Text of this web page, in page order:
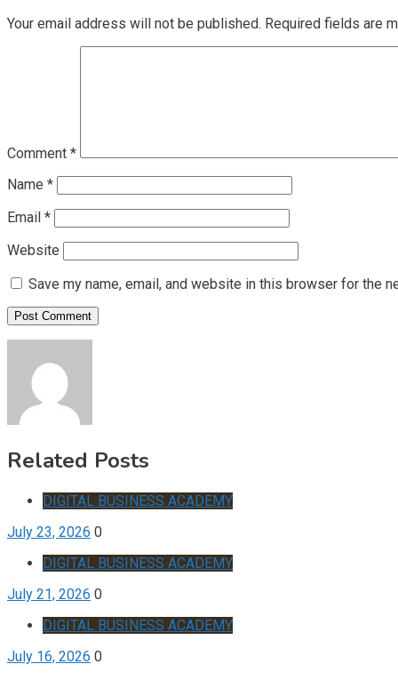
Your email address will not be published. Required fields are
Comment *
Name *
Email *
Website
Save my name, email, and website in this browser for the
Related Posts
DIGITAL BUSINESS ACADEMY
July 23, 2026 0
DIGITAL BUSINESS ACADEMY
July 21, 2026 0
DIGITAL BUSINESS ACADEMY
July 16, 2026 0